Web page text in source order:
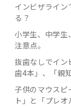
インビザライン
る？
小学生、中学生
注意点。
抜歯なしでイン
歯4本」、「親
子供のマウスピ
ト」と「プレ